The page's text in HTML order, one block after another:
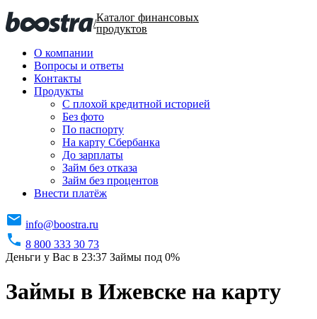
/Каталог финансовых
продуктов
О компании
Вопросы и ответы
Контакты
Продукты
C плохой кредитной историей
Без фото
По паспорту
На карту Сбербанка
До зарплаты
Займ без отказа
Займ без процентов
Внести платёж
info@boostra.ru
8 800 333 30 73
Деньги у Вас в 23:37 Займы под 0%
Займы в Ижевске на карту